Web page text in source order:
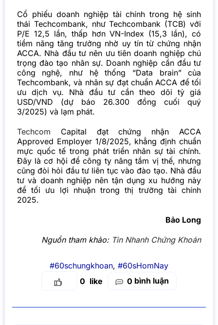
Cổ phiếu doanh nghiệp tài chính trong hệ sinh
thái Techcombank, như Techcombank (TCB) với
P/E 12,5 lần, thấp hơn VN-Index (15,3 lần), có
tiềm năng tăng trưởng nhờ uy tín từ chứng nhận
ACCA. Nhà đầu tư nên ưu tiên doanh nghiệp chú
trọng đào tạo nhân sự. Doanh nghiệp cần đầu tư
công nghệ, như hệ thống “Data brain” của
Techcombank, và nhân sự đạt chuẩn ACCA để tối
ưu dịch vụ. Nhà đầu tư cần theo dõi tỷ giá
USD/VND (dự báo 26.300 đồng cuối quý
3/2025) và lạm phát.
Techcom
Capital đạt chứng nhận ACCA
Approved Employer 1/8/2025, khẳng định chuẩn
mực quốc tế trong phát triển nhân sự tài chính.
Đây là cơ hội để công ty nâng tầm vị thế, nhưng
cũng đòi hỏi đầu tư liên tục vào đào tạo. Nhà đầu
tư và doanh nghiệp nên tận dụng xu hướng này
để tối ưu lợi nhuận trong thị trường tài chính
2025.
Bảo Long
Nguồn tham khảo: Tin Nhanh Chứng Khoán
#60schungkhoan, #60sHomNay
0
0 bình luận